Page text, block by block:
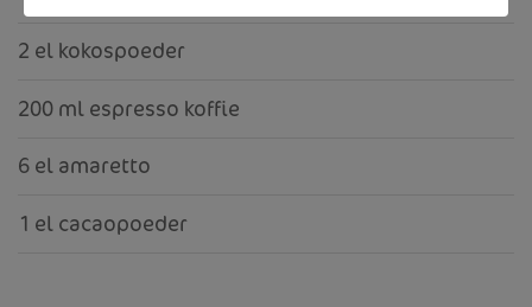
2 el kokospoeder
200 ml espresso koffie
6 el amaretto
1 el cacaopoeder